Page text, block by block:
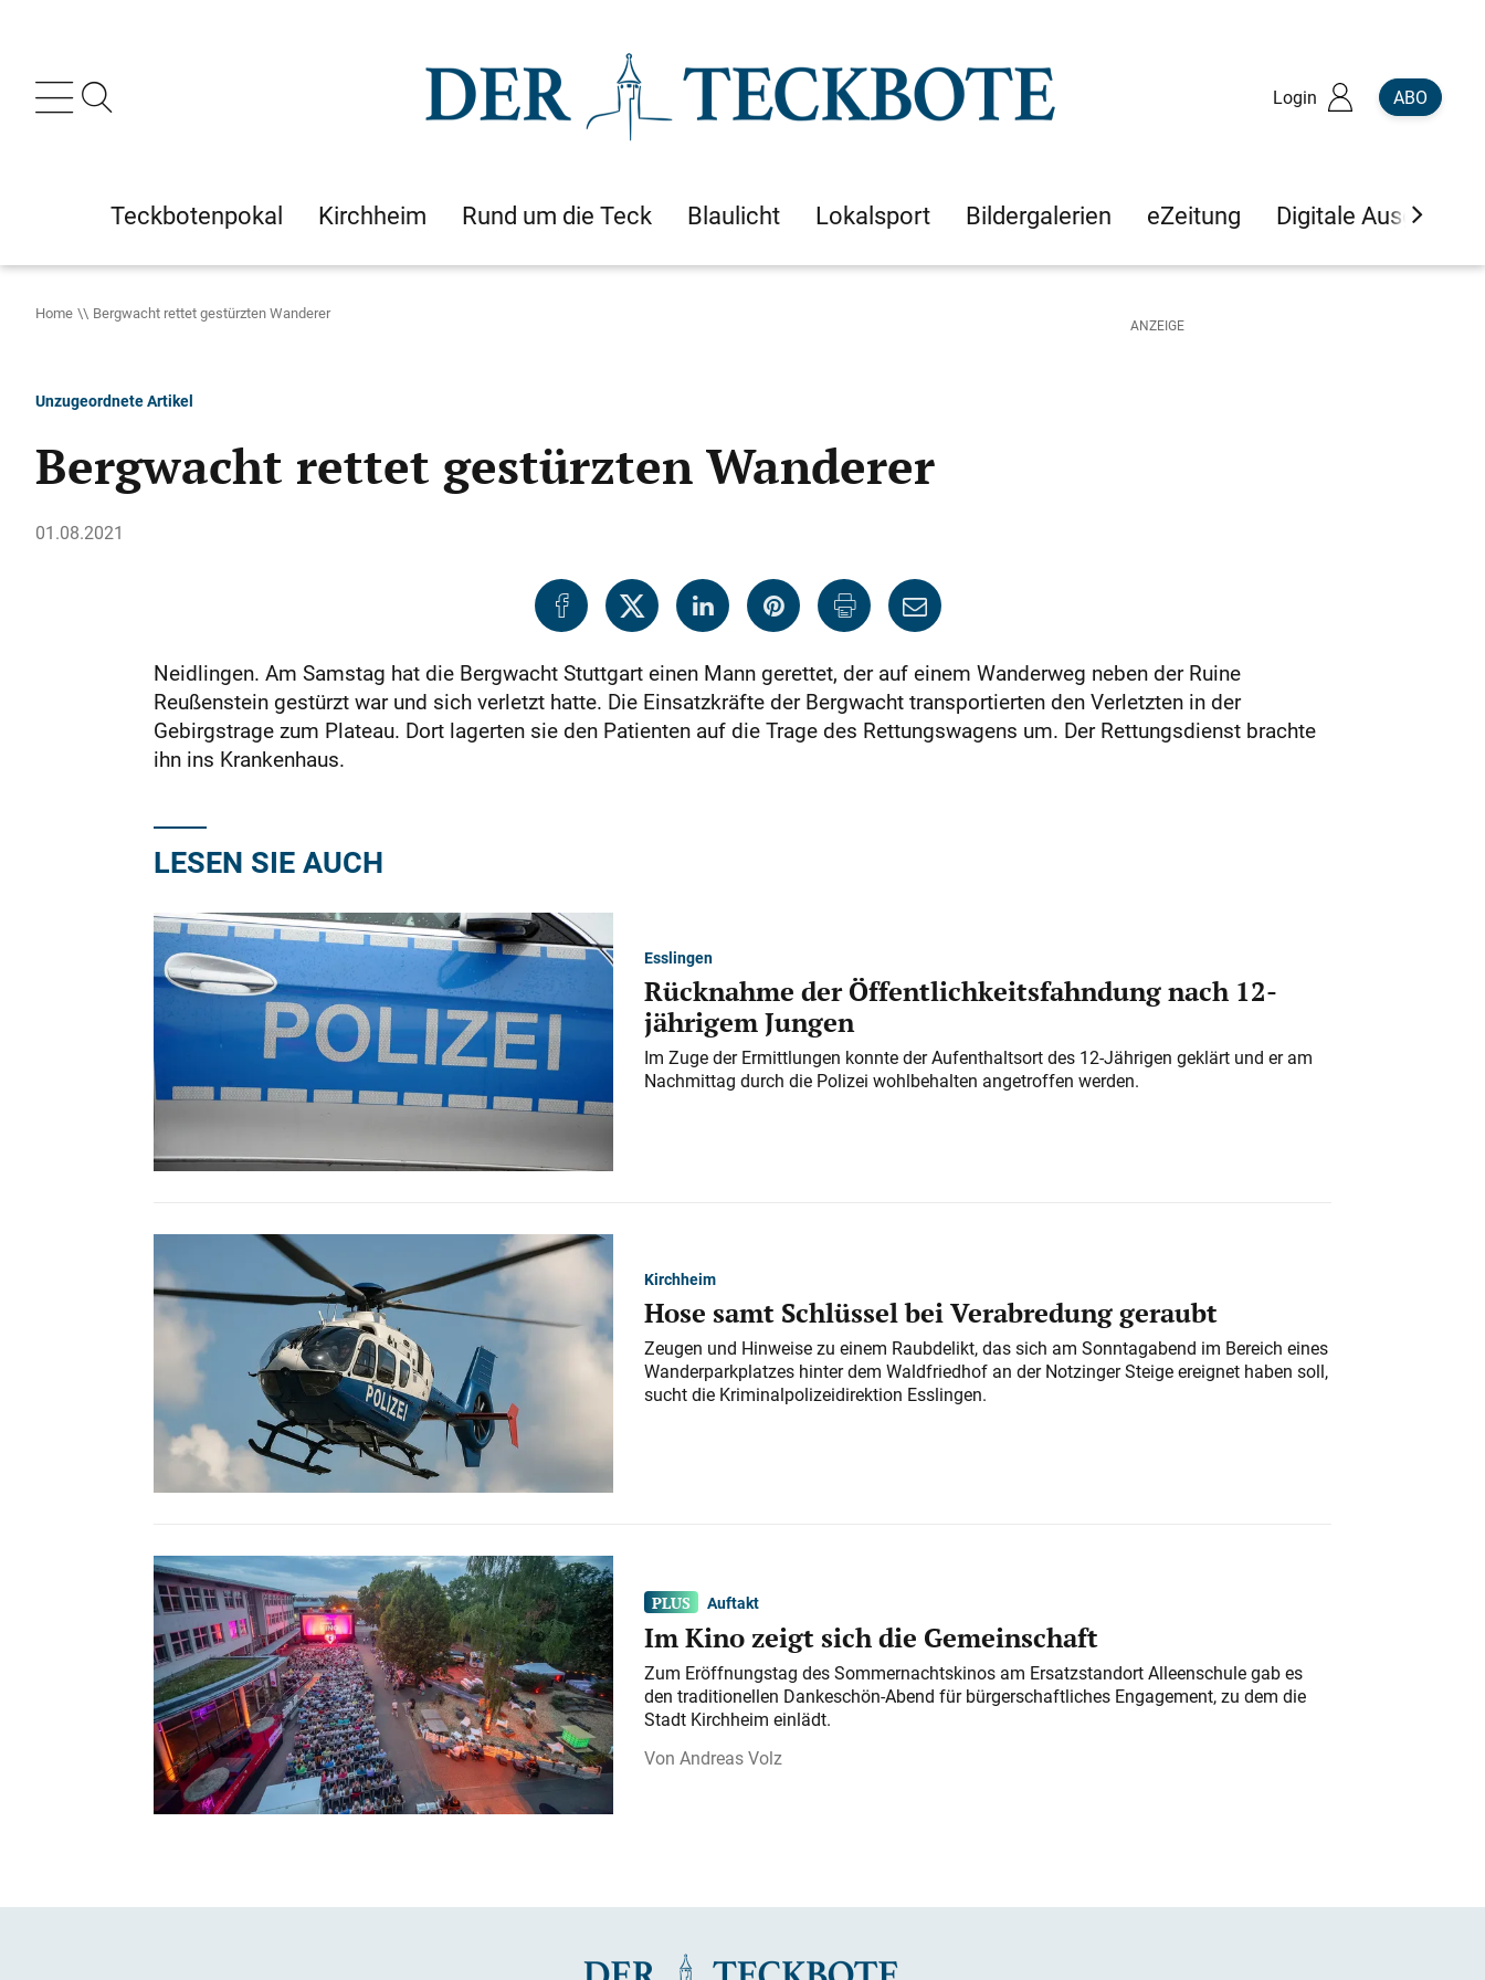
Login ABO
Teckbotenpokal Kirchheim Rund um die Teck Blaulicht Lokalsport Bildergalerien eZeitung Digitale Ausgaben
Home Bergwacht rettet gestürzten Wanderer
Unzugeordnete Artikel
Bergwacht rettet gestürzten Wanderer
01.08.2021
Neidlingen. Am Samstag hat die Bergwacht Stuttgart einen Mann gerettet, der auf einem Wanderweg neben der Ruine
Reußenstein gestürzt war und sich verletzt hatte. Die Einsatzkräfte der Bergwacht transportierten den Verletzten in der
Gebirgstrage zum Plateau. Dort lagerten sie den Patienten auf die Trage des Rettungswagens um. Der Rettungsdienst brachte
ihn ins Krankenhaus.
LESEN SIE AUCH
Esslingen
Rücknahme der Öffentlichkeitsfahndung nach 12-
jährigem Jungen
Im Zuge der Ermittlungen konnte der Aufenthaltsort des 12-Jährigen geklärt und er am
Nachmittag durch die Polizei wohlbehalten angetroffen werden.
Kirchheim
Hose samt Schlüssel bei Verabredung geraubt
Zeugen und Hinweise zu einem Raubdelikt, das sich am Sonntagabend im Bereich eines
Wanderparkplatzes hinter dem Waldfriedhof an der Notzinger Steige ereignet haben soll,
sucht die Kriminalpolizeidirektion Esslingen.
Auftakt
Im Kino zeigt sich die Gemeinschaft
Zum Eröffnungstag des Sommernachtskinos am Ersatzstandort Alleenschule gab es
den traditionellen Dankeschön-Abend für bürgerschaftliches Engagement, zu dem die
Stadt Kirchheim einlädt.
Andreas Volz